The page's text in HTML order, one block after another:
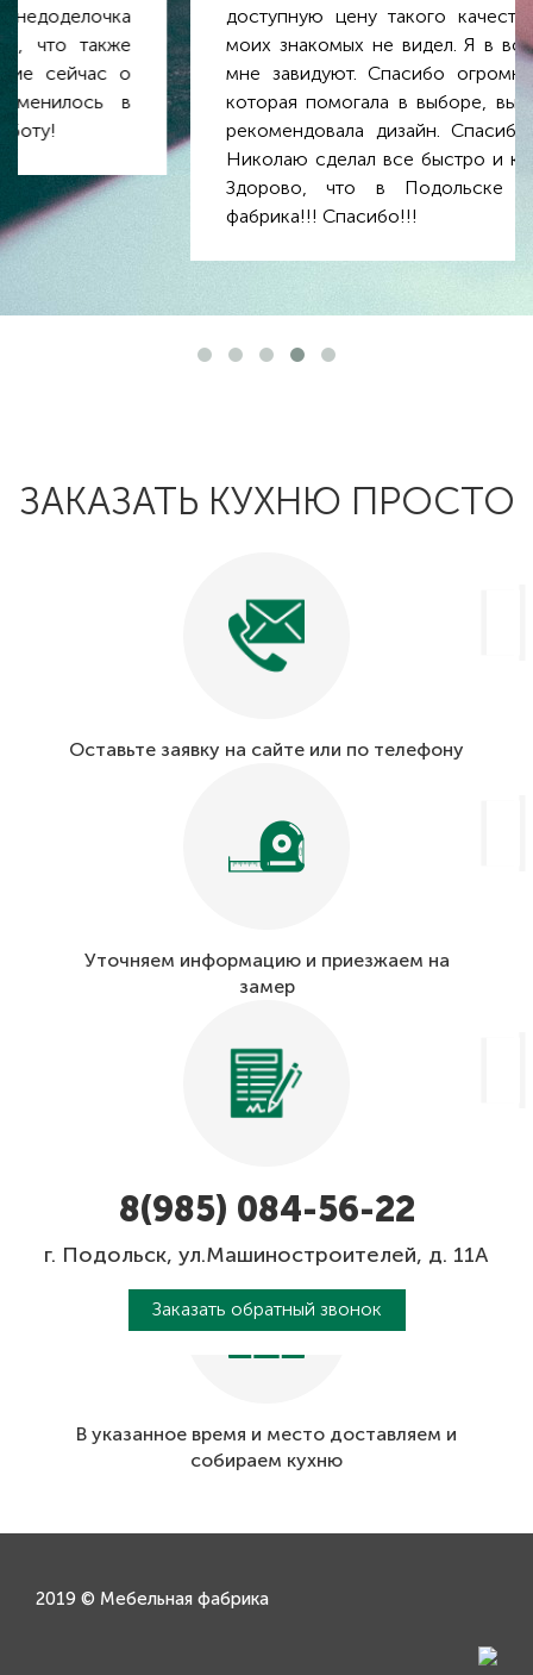
доступную цену такого качества никто из
моих знакомых не видел. Я в восторге. Все
мне завидуют. Спасибо огромное Марине,
которая помогала в выборе, выслушивала и
рекомендовала дизайн. Спасибо сборщику
Николаю сделал все быстро и качественно!
Здорово, что в Подольске есть такая
фабрика!!! Спасибо!!!
ЗАКАЗАТЬ КУХНЮ ПРОСТО
Оставьте заявку на сайте или по телефону
Уточняем информацию и приезжаем на
замер
Составляем дизайн-проект, рассчитываем
стоимость и заключаем договор
В указанное время и место доставляем и
собираем кухню
8(985) 084-56-22
г. Подольск, ул.Машиностроителей, д. 11А
Заказать обратный звонок
2019 © Мебельная фабрика